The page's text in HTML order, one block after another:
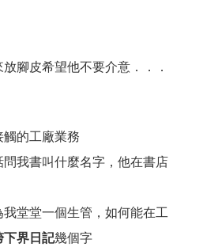
腳皮希望他不要介意．．．
的工廠業務
我書叫什麼名字，他在書店
堂堂一個生管，如何能在工
下界日記幾個字